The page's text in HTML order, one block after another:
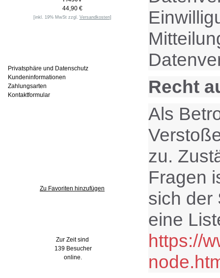
44,90 €
[inkl. 19% MwSt zzgl. Versandkosten]
Privatsphäre und Datenschutz
Kundeninformationen
Zahlungsarten
Kontaktformular
Zu Favoriten hinzufügen
Zur Zeit sind
139 Besucher
online.
Recht
Als
zu.
Fragen
sich der
eine
https://